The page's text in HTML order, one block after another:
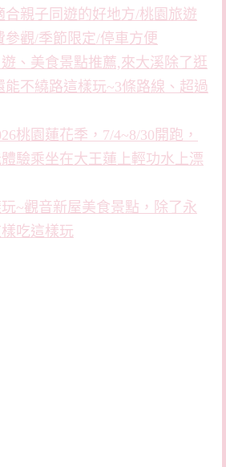
合親子同遊的好地方/桃園旅遊
參觀/季節限定/停車方便
、美食景點推薦,來大溪除了逛
能不繞路這樣玩~3條路線、超過
桃園蓮花季，7/4~8/30開跑，
驗乘坐在大王蓮上輕功水上漂
~觀音新屋美食景點，除了永
吃這樣玩